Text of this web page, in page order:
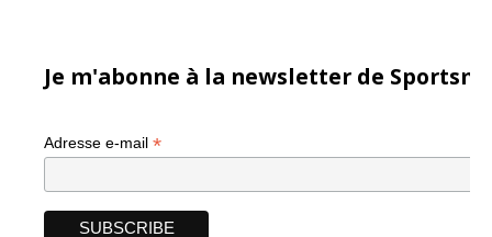
Je m'abonne à la newsletter de
Adresse e-mail *